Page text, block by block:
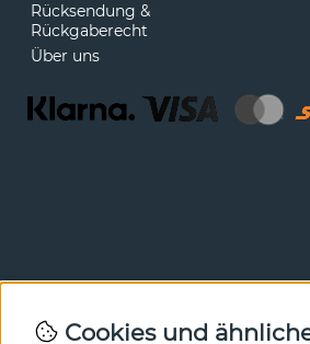
Rücksendung &
Rückgaberecht
Über uns
Newsletter
Cookies und